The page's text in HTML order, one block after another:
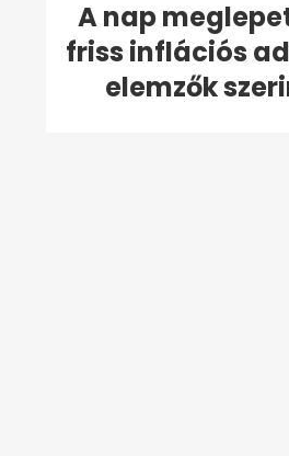
A nap
friss inflációs
elemzők